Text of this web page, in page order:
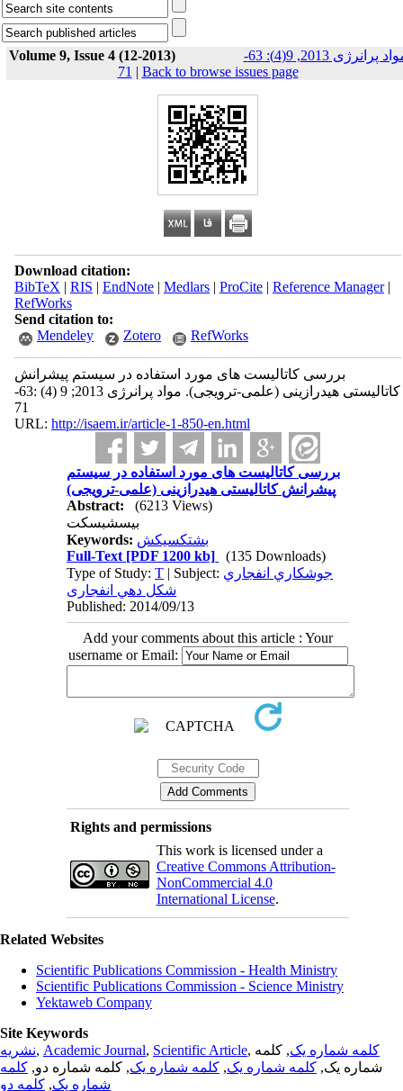
Volume 9, Issue 4 (12-2013)
مواد پرانرژی 2013, 9(4): 63-
71 | Back to browse issues page
Download citation:
BibTeX | RIS | EndNote| Medlars| ProCite| Reference Manager|
RefWorks
Send citation to:
Mendeley
Zotero RefWorks
بررسی کاتالیست های مورد استفاده در سیستم پیشرانش
کاتالیستی هیدرازینی (علمی-ترویجی). مواد پرانرژی 2013; 9 (4) :63-
71
URL: http://isaem.ir/article-1-850-en.html
بررسی کاتالیست های مورد استفاده در سیستم
پیشرانش کاتالیستی هیدرازینی (علمی-ترویجی)
Abstract:
(6213 Views)
بیسشبسکت
Keywords: بشتکسیکش
Full-Text [PDF 1200 kb]
(135 Downloads)
Type of Study:T | Subject: جوشکاري انفجاري
شکل دهي انفجاری
Published: 2014/09/13
Add your comments about this article : Your
username or Email:
Rights and permissions
This work is licensed under a
Creative Commons Attribution-
NonCommercial 4.0
International License.
Related Websites
Scientific Publications Commission - Health Ministry
Scientific Publications Commission - Science Ministry
Yektaweb Company
Site Keywords
نشریه, Academic Journal, Scientific Article, کلمه شماره یک, کلمه
شماره یک, کلمه شماره یک, کلمه شماره یک, کلمه شماره دو, کلمه
شماره یک, کلمه دو